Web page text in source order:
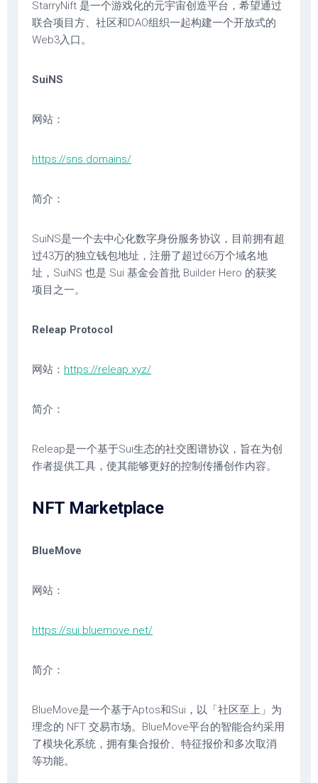
StarryNift 是一个游戏化的元宇宙创造平台，希望通过
联合项目方、社区和DAO组织一起构建一个开放式的
Web3入口。
SuiNS
网站：
https://sns.domains/
简介：
SuiNS是一个去中心化数字身份服务协议，目前拥有超
过43万的独立钱包地址，注册了超过66万个域名地
址，SuiNS 也是 Sui 基金会首批 Builder Hero 的获奖
项目之一。
Releap Protocol
网站： https://releap.xyz/
简介：
Releap是一个基于Sui生态的社交图谱协议，旨在为创
作者提供工具，使其能够更好的控制传播创作内容。
NFT Marketplace
BlueMove
网站：
https://sui.bluemove.net/
简介：
BlueMove是一个基于Aptos和Sui，以「社区至上」为
理念的 NFT 交易市场。BlueMove平台的智能合约采用
了模块化系统，拥有集合报价、特征报价和多次取消
等功能。